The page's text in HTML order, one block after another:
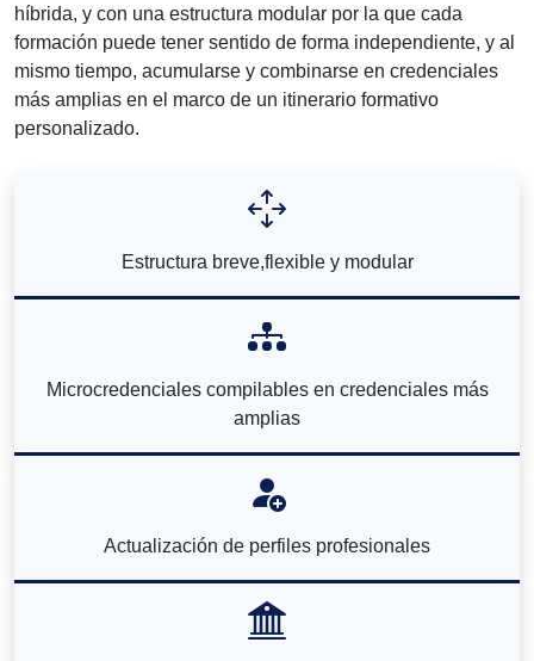
híbrida, y con una estructura modular por la que cada
formación puede tener sentido de forma independiente, y al
mismo tiempo, acumularse y combinarse en credenciales
más amplias en el marco de un itinerario formativo
personalizado.
Estructura breve,flexible y modular
Microcredenciales compilables en credenciales más
amplias
Actualización de perfiles profesionales